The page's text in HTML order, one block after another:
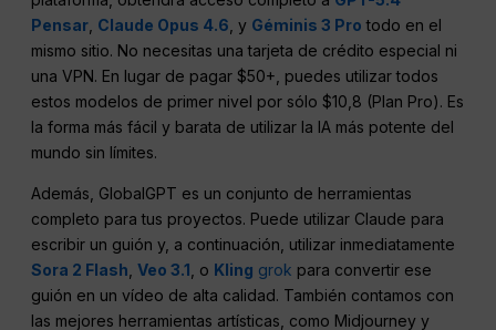
Pensar Claude Opus 4.6 , y Géminis 3 Pro todo en el
mismo sitio. No necesitas una tarjeta de crédito especial ni
una VPN. En lugar de pagar $50+, puedes utilizar todos
estos modelos de primer nivel por sólo $10,8 (Plan Pro). Es
la forma más fácil y barata de utilizar la IA más potente del
mundo sin límites.
Además, GlobalGPT es un conjunto de herramientas
completo para tus proyectos. Puede utilizar Claude para
escribir un guión y, a continuación, utilizar inmediatamente
Sora 2 Flash ,Veo 3.1 , o Kling grok para convertir ese
guión en un vídeo de alta calidad. También contamos con
las mejores herramientas artísticas, como Midjourney y